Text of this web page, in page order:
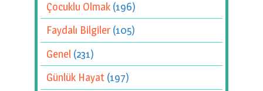
Çocuklu Olmak (196)
Faydalı Bilgiler(105)
Genel (231)
Günlük Hayat (197)